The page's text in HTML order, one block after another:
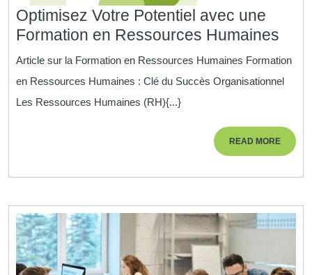
Optimisez Votre Potentiel avec une
Formation en Ressources Humaines
en
Article sur la Formation en Ressources Humaines Formation
en Ressources Humaines : Clé du Succès Organisationnel
Les Ressources Humaines (RH){...}
READ MOREREAD
MORE